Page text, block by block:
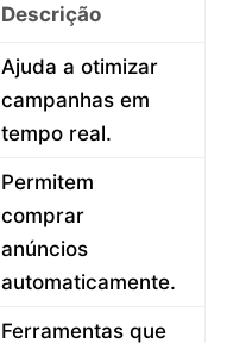
Descrição
Ajuda a otimizar
campanhas em
tempo real.
Permitem
comprar
anúncios
automaticamente.
Ferramentas que